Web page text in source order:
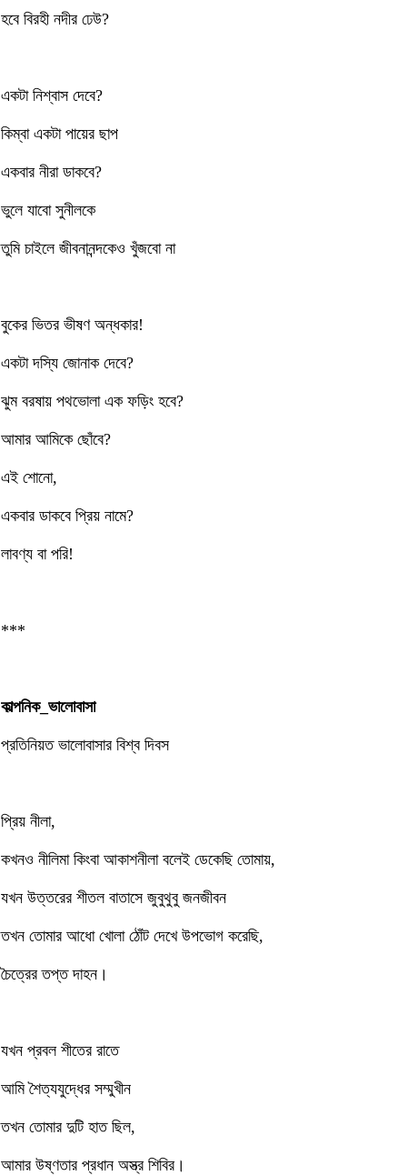
হবে বিরহী নদীর ঢেউ?
একটা নিশ্বাস দেবে?
কিম্বা একটা পায়ের ছাপ
একবার নীরা ডাকবে?
ভুলে যাবো সুনীলকে
তুমি চাইলে জীবনানন্দকেও খুঁজবো না
বুকের ভিতর ভীষণ অন্ধকার!
একটা দস্যি জোনাক দেবে?
ঝুম বরষায় পথভোলা এক ফড়িং হবে?
আমার আমিকে ছোঁবে?
এই শোনো,
একবার ডাকবে প্রিয় নামে?
লাবণ্য বা পরি!
***
কাল্পনিক_ভালোবাসা
প্রতিনিয়ত ভালোবাসার বিশ্ব দিবস
প্রিয় নীলা,
কখনও নীলিমা কিংবা আকাশনীলা বলেই ডেকেছি তোমায়,
যখন উত্তরের শীতল বাতাসে জুবুথুবু জনজীবন
তখন তোমার আধো খোলা ঠোঁট দেখে উপভোগ করেছি,
চৈত্রের তপ্ত দাহন।
যখন প্রবল শীতের রাতে
আমি শৈত্যযুদ্ধের সম্মুখীন
তখন তোমার দুটি হাত ছিল,
আমার উষ্ণতার প্রধান অস্ত্র শিবির।